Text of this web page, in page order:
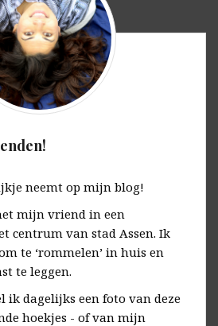
neemt op mijn blog!
mijn vriend in een
centrum van stad Assen. Ik
te ‘rommelen’ in huis en
te leggen.
ik dagelijks een foto van deze
hoekjes - of van mijn